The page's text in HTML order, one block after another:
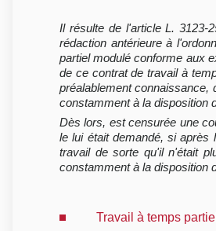
Il résulte de l'article L. 3123-
rédaction antérieure à
partiel modulé conforme aux
de ce contrat de travail à
préalablement connaissance,
constamment à la disposition
Dès lors, est censurée une
le lui était demandé, si après
travail de sorte qu'il n'était
constamment à la disposition
Travail à temps